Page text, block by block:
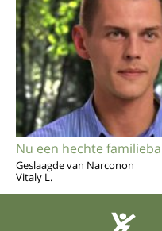
Nu een hechte
Geslaagde van Narconon
Vitaly L.